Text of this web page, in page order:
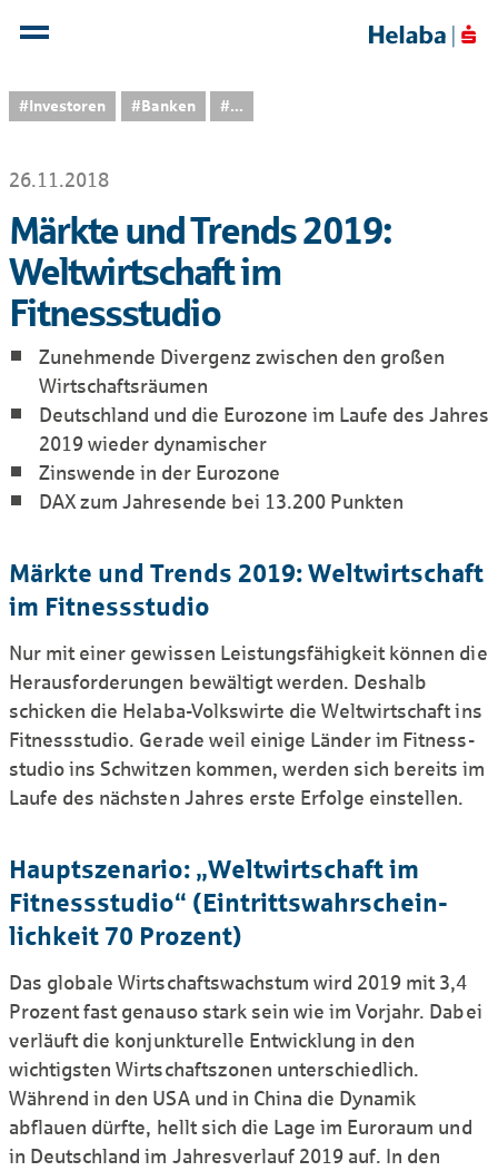
#Investoren #Banken ...
26.11.2018
Märkte und Trends 2019:
Weltwirtschaft im
Fitnessstudio
Zunehmende Divergenz zwischen den großen
Wirtschafts­räumen
Deutschland und die Eurozone im Laufe des Jahres
2019 wieder dynamischer
Zinswende in der Eurozone
DAX zum Jahresende bei 13.200 Punkten
Märkte und Trends 2019: Weltwirt­schaft
im Fitness­studio
Nur mit einer gewissen Leistungs­fähigkeit können die
Heraus­forderungen bewältigt werden. Deshalb
schicken die Helaba-Volkswirte die Weltwirtschaft ins
Fitness­studio. Gerade weil einige Länder im Fitness­
studio ins Schwitzen kommen, werden sich bereits im
Laufe des nächsten Jahres erste Erfolge einstellen.
Haupt­szenario: „Welt­wirt­schaft im
Fitness­studio“ (Eintritts­wahr­schein­
lich­keit 70 Prozent)
Das globale Wirtschafts­wachstum wird 2019 mit 3,4
Prozent fast genauso stark sein wie im Vorjahr. Dabei
verläuft die konjunkturelle Entwicklung in den
wichtigsten Wirtschaft­szonen unter­schiedlich.
Während in den USA und in China die Dynamik
abflauen dürfte, hellt sich die Lage im Euroraum und
in Deutschland im Jahresverlauf 2019 auf. In den